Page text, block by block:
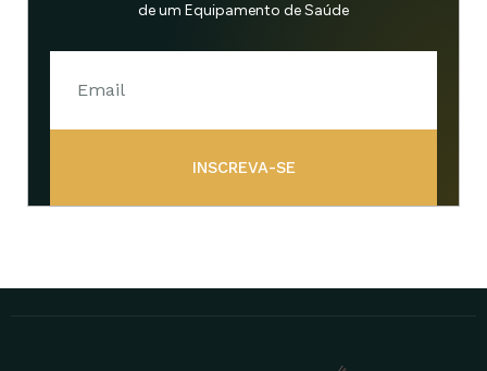
de um Equipamento de Saúde
INSCREVA-SE